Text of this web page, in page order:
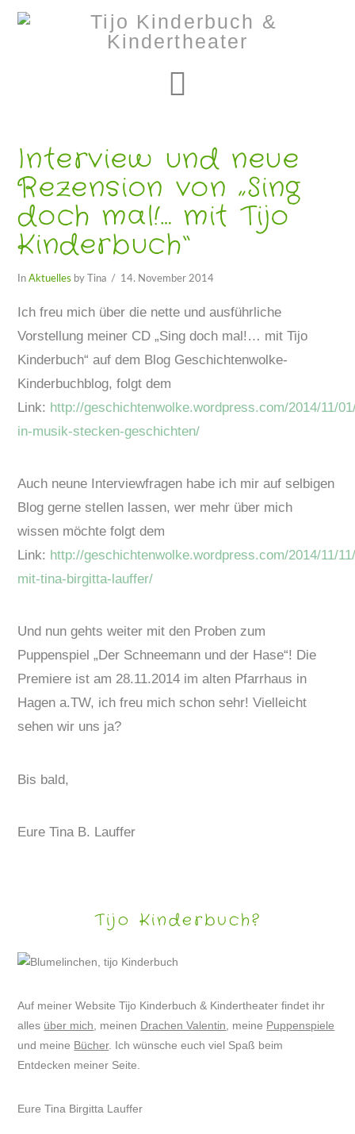
Interview und neue
Rezension von „Sing
doch mal!… mit Tijo
Kinderbuch“
InAktuelles by Tina 14. November 2014
Ich freu mich über die nette und ausführliche
Vorstellung meiner CD „Sing doch mal!… mit Tijo
Kinderbuch“ auf dem Blog Geschichtenwolke-
Kinderbuchblog, folgt dem
Link: http://geschichtenwolke.wordpress.com/2014/11/
in-musik-stecken-geschichten/
Auch neune Interviewfragen habe ich mir auf selbigen
Blog gerne stellen lassen, wer mehr über mich
wissen möchte folgt dem
Link: http://geschichtenwolke.wordpress.com/2014/11/
mit-tina-birgitta-lauffer/
Und nun gehts weiter mit den Proben zum
Puppenspiel „Der Schneemann und der Hase“! Die
Premiere ist am 28.11.2014 im alten Pfarrhaus in
Hagen a.TW, ich freu mich schon sehr! Vielleicht
sehen wir uns ja?
Bis bald,
Eure Tina B. Lauffer
Tijo Kinderbuch?
Auf meiner Website Tijo Kinderbuch & Kindertheater findet ihr
alles über mich , meinen Drachen Valentin , meine Puppenspiele
und meine Bücher. Ich wünsche euch viel Spaß beim
Entdecken meiner Seite.
Eure Tina Birgitta Lauffer